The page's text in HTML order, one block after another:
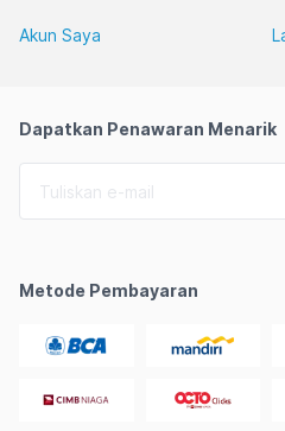
Akun Saya
Dapatkan Penawaran Menarik
Metode Pembayaran